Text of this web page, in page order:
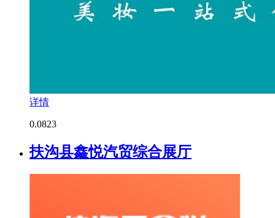
详情
0.0823
扶沟县鑫悦汽贸综合展厅